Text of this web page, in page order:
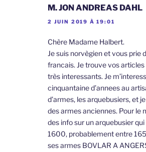
M. JON ANDREAS DAHL
2 JUIN 2019 À 19:01
Chère Madame Halbert.
Je suis norvègien et vous prie
francais. Je trouve vos
très interessants. Je
cinquantaine d’annees au
d’armes, les arquebusiers, et
des armes anciennes. Pour le
des info sur un arquebusier
1600, probablement entre
ses armes BOVLAR A